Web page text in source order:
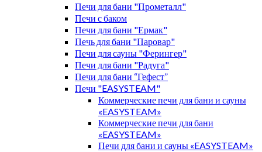
Печи для бани "Прометалл"
Печи с баком
Печи для бани "Ермак"
Печь для бани "Паровар"
Печи для сауны "Ферингер"
Печи для бани "Радуга"
Печи для бани “Гефест”
Печи "EASYSTEAM"
Коммерческие печи для бани и сауны
«EASYSTEAM»
Коммерческие печи для бани
«EASYSTEAM»
Печи для бани и сауны «EASYSTEAM»